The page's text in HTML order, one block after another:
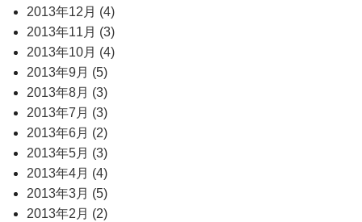
2013年12月 (4)
2013年11月 (3)
2013年10月 (4)
2013年9月 (5)
2013年8月 (3)
2013年7月 (3)
2013年6月 (2)
2013年5月 (3)
2013年4月 (4)
2013年3月 (5)
2013年2月 (2)